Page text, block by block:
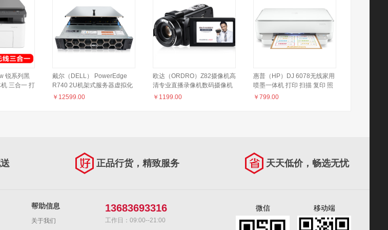
锐系列黑
三合一 打
级款无线
戴尔（DELL） PowerEdge
R740 2U机架式服务器虚拟化
主机 1*铜牌3204 6核心6线程
￥ 12599.00
欧达（ORDRO）Z82摄像机高
清专业直播录像机数码摄像机
便携手持DV 10倍光学变焦
￥ 1199.00
惠普（HP）DJ 6078无线家用
喷墨一体机 打印 扫描 复印 照
片打印 微信打印（5088 5078
￥ 799.00
正品行货，精致服务 天天低价，畅选无忧
帮助信息
关于我们
13683693316
工作日：09:00--21:00
微信 移动端